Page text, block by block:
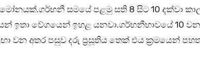
සමයේ පළමු සති 8 සිට 10 දක්වා
ඉතා වේගයෙන් ඉහළ යනවා.ගර්භනීභාවයේ 10
වන අතර පසුව දරු ප්‍රසූතිය තෙක් එය ක්‍රමයෙන්